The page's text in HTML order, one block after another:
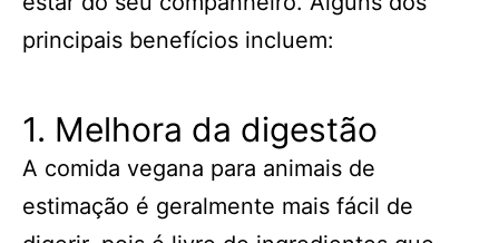
principais benefícios incluem:
1. Melhora da digestão
A comida vegana para animais de
estimação é geralmente mais fácil de